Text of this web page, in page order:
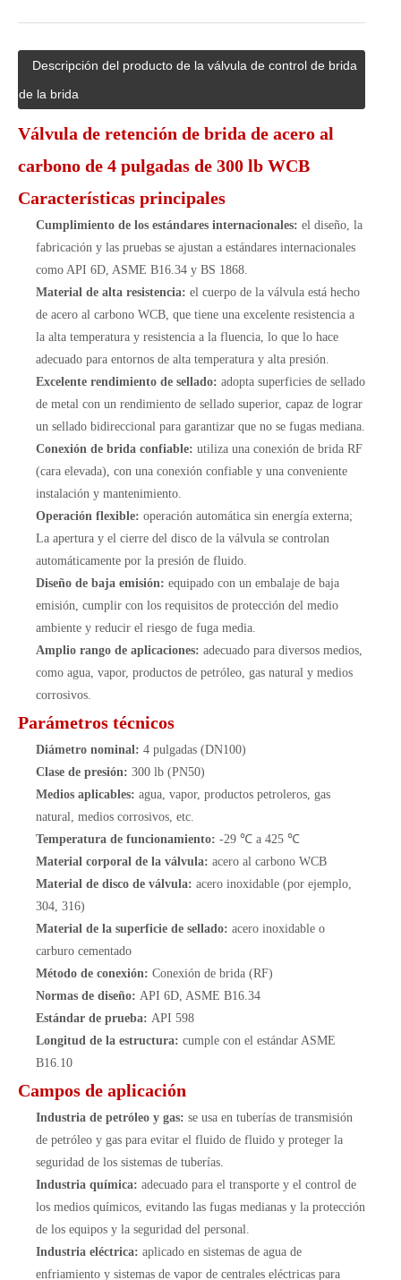
Descripción del producto de la válvula de control de brida
de la brida
Válvula de retención de brida de acero al
carbono de 4 pulgadas de 300 lb WCB
Características principales
Cumplimiento de los estándares internacionales: el diseño, la
fabricación y las pruebas se ajustan a estándares internacionales
como API 6D, ASME B16.34 y BS 1868.
Material de alta resistencia: el cuerpo de la válvula está hecho
de acero al carbono WCB, que tiene una excelente resistencia a
la alta temperatura y resistencia a la fluencia, lo que lo hace
adecuado para entornos de alta temperatura y alta presión.
Excelente rendimiento de sellado: adopta superficies de sellado
de metal con un rendimiento de sellado superior, capaz de lograr
un sellado bidireccional para garantizar que no se fugas mediana.
Conexión de brida confiable: utiliza una conexión de brida RF
(cara elevada), con una conexión confiable y una conveniente
instalación y mantenimiento.
Operación flexible: operación automática sin energía externa;
La apertura y el cierre del disco de la válvula se controlan
automáticamente por la presión de fluido.
Diseño de baja emisión: equipado con un embalaje de baja
emisión, cumplir con los requisitos de protección del medio
ambiente y reducir el riesgo de fuga media.
Amplio rango de aplicaciones: adecuado para diversos medios,
como agua, vapor, productos de petróleo, gas natural y medios
corrosivos.
Parámetros técnicos
Diámetro nominal: 4 pulgadas (DN100)
Clase de presión: 300 lb (PN50)
Medios aplicables: agua, vapor, productos petroleros, gas
natural, medios corrosivos, etc.
Temperatura de funcionamiento: -29 ℃ a 425 ℃
Material corporal de la válvula: acero al carbono WCB
Material de disco de válvula: acero inoxidable (por ejemplo,
304, 316)
Material de la superficie de sellado: acero inoxidable o
carburo cementado
Método de conexión: Conexión de brida (RF)
Normas de diseño: API 6D, ASME B16.34
Estándar de prueba: API 598
Longitud de la estructura: cumple con el estándar ASME
B16.10
Campos de aplicación
Industria de petróleo y gas: se usa en tuberías de transmisión
de petróleo y gas para evitar el fluido de fluido y proteger la
seguridad de los sistemas de tuberías.
Industria química: adecuado para el transporte y el control de
los medios químicos, evitando las fugas medianas y la protección
de los equipos y la seguridad del personal.
Industria eléctrica: aplicado en sistemas de agua de
enfriamiento y sistemas de vapor de centrales eléctricas para